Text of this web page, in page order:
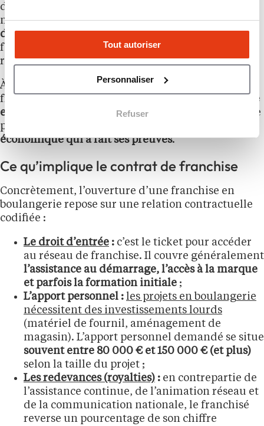
Tout autoriser
Personnaliser
Refuser
des recettes, aménagement du local et stratégie
marketing.Cependant, cette liberté s’accompagne
d’un certain isolement. L’artisan est seul face à ses
fournisseurs, sa banque, ses problèmes de
recrutement et sa communication.
À l’inverse, opter pour une boulangerie en
franchise signifie
renoncer à une part d’autonomie
en échange d’un savoir-faire. Le franchisé n’achète
pas seulement une marque,
économique qui a fait ses preuves.
Ce qu’implique le contrat de franchise
Concrètement, l’ouverture d’une franchise en
boulangerie repose sur une relation contractuelle
codifiée :
Le droit d’entrée : c’est le ticket pour accéder
au réseau de franchise. Il couvre généralement
l’assistance au démarrage, l’accès à la marque
et parfois la formation initiale ;
L’apport personnel :
les projets en boulangerie
nécessitent des investissements lourds
(matériel de fournil, aménagement de
magasin). L’apport personnel demandé se situe
souvent entre 80 000 € et 150 000 € (et plus)
selon la taille du projet ;
Les redevances (royalties) : en contrepartie de
l’assistance continue, de l’animation réseau et
de la communication nationale, le franchisé
reverse un pourcentage de son chiffre